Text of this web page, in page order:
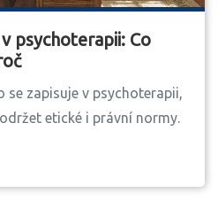
psychoterapii: Co
se zapisuje v psychoterapii,
etické i právní normy.